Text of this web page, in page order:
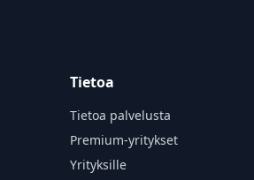
Tietoa
Tietoa palvelusta
Premium-yritykset
Yrityksille